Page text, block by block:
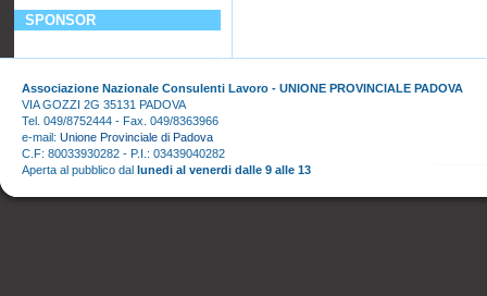
SPONSOR
Associazione Nazionale Consulenti Lavoro - UNIONE PROVINCIALE PADOVA
VIA GOZZI 2G 35131 PADOVA
Tel. 049/8752444 - Fax. 049/8363966
e-mail: Unione Provinciale di Padova
C.F: 80033930282 - P.I.: 03439040282
Aperta al pubblico dal lunedi al venerdi dalle 9 alle 13